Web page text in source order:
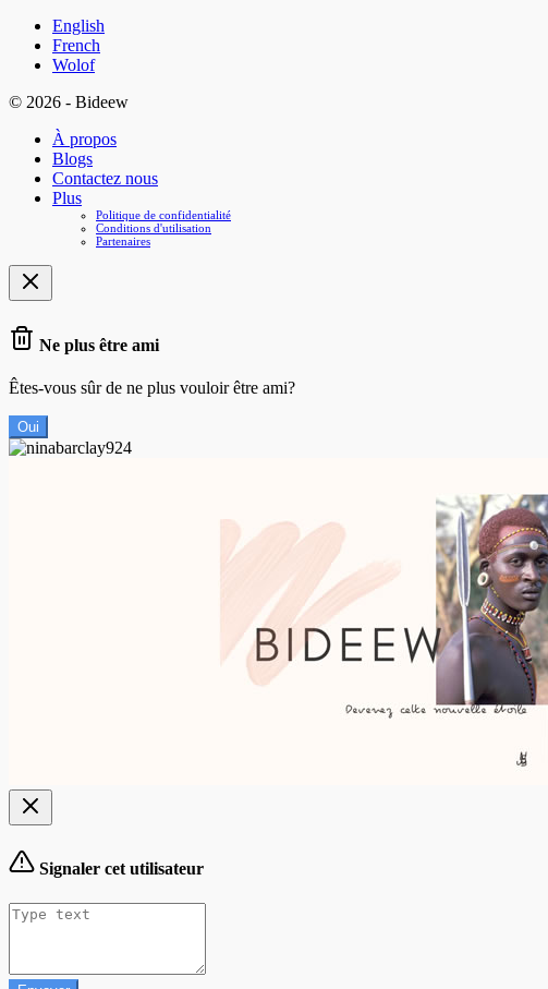
English
French
Wolof
© 2026 - Bideew
À propos
Blogs
Contactez nous
Plus
Politique de confidentialité
Conditions d'utilisation
Partenaires
Ne plus être ami
Êtes-vous sûr de ne plus vouloir être ami?
Oui
Signaler cet utilisateur